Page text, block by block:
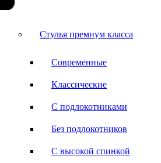
Стулья премиум класса
Современные
Классические
С подлокотниками
Без подлокотников
С высокой спинкой